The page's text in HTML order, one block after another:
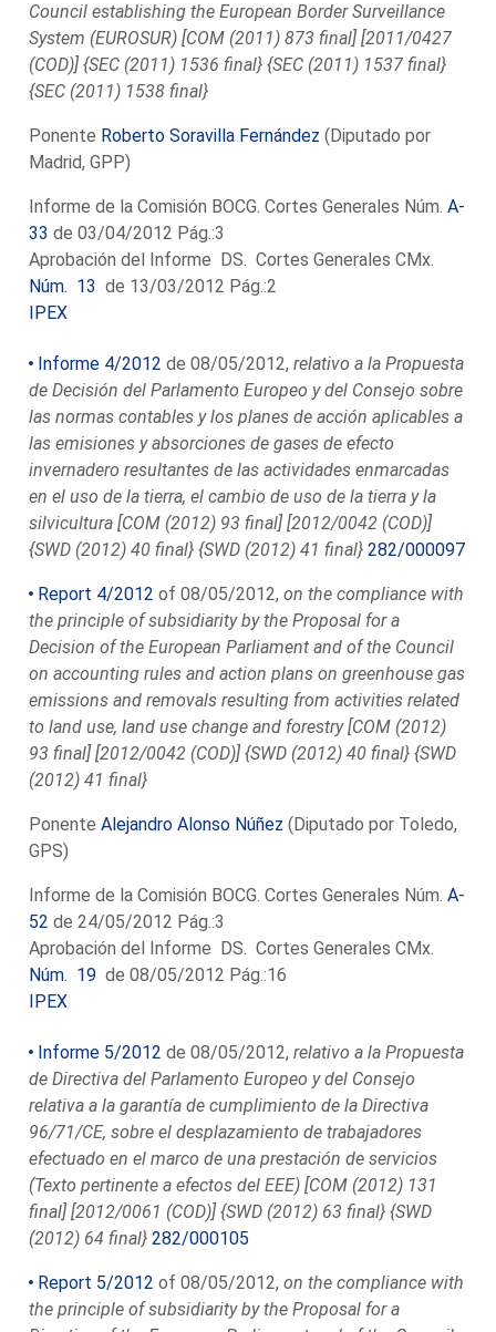
Council establishing the European Border Surveillance
System (EUROSUR) [COM (2011) 873 final] [2011/0427
(COD)] {SEC (2011) 1536 final} {SEC (2011) 1537 final}
{SEC (2011) 1538 final}
Ponente Roberto Soravilla Fernández (Diputado por
Madrid, GPP)
Informe de la Comisión BOCG. Cortes Generales Núm.A-
33 de 03/04/2012 Pág.:3
Aprobación del Informe DS. Cortes Generales CMx.
Núm. 13 de 13/03/2012 Pág.:2
IPEX
Informe 4/2012 de 08/05/2012,relativo a la Propuesta
de Decisión del Parlamento Europeo y del Consejo sobre
las normas contables y los planes de acción aplicables a
las emisiones y absorciones de gases de efecto
invernadero resultantes de las actividades enmarcadas
en el uso de la tierra, el cambio de uso de la tierra y la
silvicultura [COM (2012) 93 final] [2012/0042 (COD)]
{SWD (2012) 40 final} {SWD (2012) 41 final} 282/000097
Report 4/2012 of 08/05/2012,on the compliance with
the principle of subsidiarity by the Proposal for a
Decision of the European Parliament and of the Council
on accounting rules and action plans on greenhouse gas
emissions and removals resulting from activities related
to land use, land use change and forestry [COM (2012)
93 final] [2012/0042 (COD)] {SWD (2012) 40 final} {SWD
(2012) 41 final}
PonenteAlejandro Alonso Núñez (Diputado por Toledo,
GPS)
Informe de la Comisión BOCG. Cortes Generales Núm.A-
52 de 24/05/2012 Pág.:3
Aprobación del Informe DS. Cortes Generales CMx.
Núm. 19 de 08/05/2012 Pág.:16
IPEX
Informe 5/2012 de 08/05/2012, relativo a la Propuesta
de Directiva del Parlamento Europeo y del Consejo
relativa a la garantía de cumplimiento de la Directiva
96/71/CE, sobre el desplazamiento de trabajadores
efectuado en el marco de una prestación de servicios
(Texto pertinente a efectos del EEE) [COM (2012) 131
final] [2012/0061 (COD)] {SWD (2012) 63 final} {SWD
(2012) 64 final} 282/000105
Report 5/2012 of 08/05/2012, on the compliance with
the principle of subsidiarity by the Proposal for a